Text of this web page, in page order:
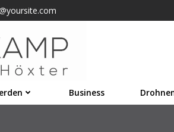
Business